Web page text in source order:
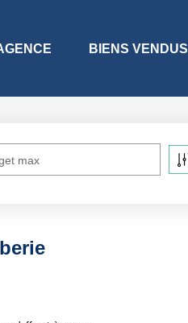
BIENS VENDUS
max